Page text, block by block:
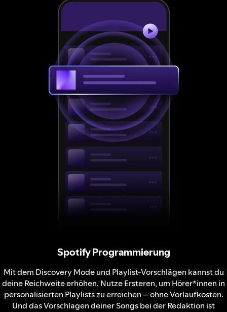
Spotify Programmierung
Mit dem Discovery Mode und Playlist-Vorschlägen kannst du
deine Reichweite erhöhen. Nutze Ersteren, um Hörer*innen in
personalisierten Playlists zu erreichen – ohne Vorlaufkosten.
Und das Vorschlagen deiner Songs bei der Redaktion ist